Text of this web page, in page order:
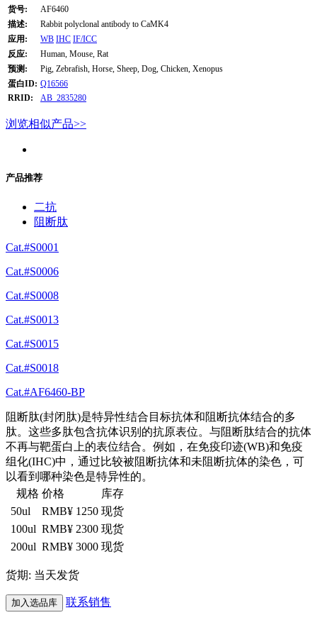
货号:
AF6460
描述:
Rabbit polyclonal antibody to CaMK4
应用:
WB IHC IF/ICC
反应:
Human, Mouse, Rat
预测:
Pig, Zebrafish, Horse, Sheep, Dog, Chicken, Xenopus
蛋白ID: Q16566
RRID:
AB_2835280
浏览相似产品>>
产品推荐
二抗
阻断肽
Cat.#S0001
Cat.#S0006
Cat.#S0008
Cat.#S0013
Cat.#S0015
Cat.#S0018
Cat.#AF6460-BP
阻断肽(封闭肽)是特异性结合目标抗体和阻断抗体结合的多
肽。这些多肽包含抗体识别的抗原表位。与阻断肽结合的抗体
不再与靶蛋白上的表位结合。例如，在免疫印迹(WB)和免疫
组化(IHC)中，通过比较被阻断抗体和未阻断抗体的染色，可
以看到哪种染色是特异性的。
规格 价格
库存
50ul
RMB¥ 1250 现货
100ul RMB¥ 2300 现货
200ul RMB¥ 3000 现货
货期: 当天发货
加入选品库 联系销售